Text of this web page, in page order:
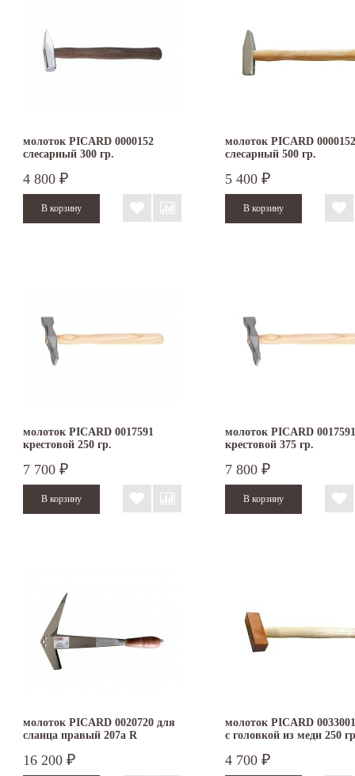
молоток PICARD 0000152
слесарный 300 гр.
4 800 ₽
молоток PICARD 0000152
слесарный 500 гр.
5 400 ₽
молоток PICARD 0017591
крестовой 250 гр.
7 700 ₽
молоток PICARD 0017591
крестовой 375 гр.
7 800 ₽
молоток PICARD 0020720 для
сланца правый 207a R
16 200 ₽
молоток PICARD
с головкой из меди 250
4 700 ₽